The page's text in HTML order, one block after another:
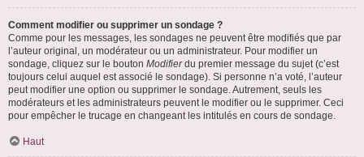
Comment modifier ou supprimer un sondage ?
Comme pour les messages, les sondages ne peuvent être modifiés que par
l’auteur original, un modérateur ou un administrateur. Pour modifier un
sondage, cliquez sur le bouton Modifierdu premier message du sujet (c’est
toujours celui auquel est associé le sondage). Si personne n’a voté, l’auteur
peut modifier une option ou supprimer le sondage. Autrement, seuls les
modérateurs et les administrateurs peuvent le modifier ou le supprimer. Ceci
pour empêcher le trucage en changeant les intitulés en cours de sondage.
Haut